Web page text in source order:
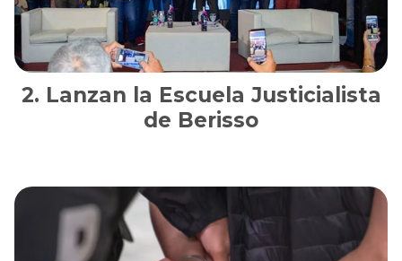
Lanzan la Escuela Justicialista
de Berisso